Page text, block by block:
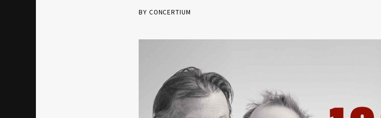
BY CONCERTIUM